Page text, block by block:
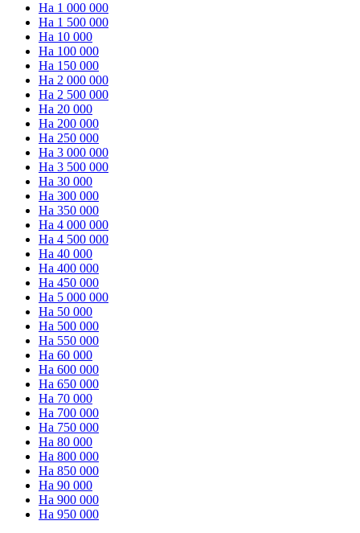
На 1 000 000
На 1 500 000
На 10 000
На 100 000
На 150 000
На 2 000 000
На 2 500 000
На 20 000
На 200 000
На 250 000
На 3 000 000
На 3 500 000
На 30 000
На 300 000
На 350 000
На 4 000 000
На 4 500 000
На 40 000
На 400 000
На 450 000
На 5 000 000
На 50 000
На 500 000
На 550 000
На 60 000
На 600 000
На 650 000
На 70 000
На 700 000
На 750 000
На 80 000
На 800 000
На 850 000
На 90 000
На 900 000
На 950 000